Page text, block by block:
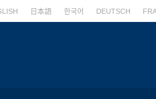
日本語 한국어 DEUTSCH